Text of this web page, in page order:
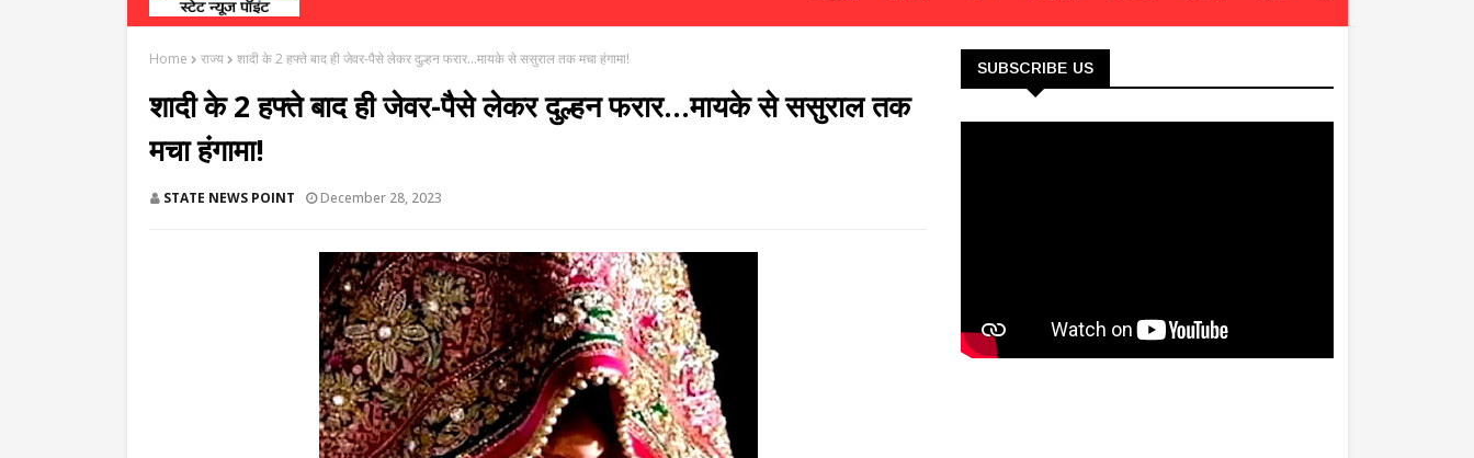
Home राज्य शादी के 2 हफ्ते बाद ही जेवर-पैसे लेकर दुल्हन फरार...मायके से ससुराल तक मचा हंगामा!
शादी के 2 हफ्ते बाद ही जेवर-पैसे लेकर दुल्हन फरार...मायके से ससुराल तक
मचा हंगामा!
STATE NEWS POINT December 28, 2023
SUBSCRIBE US